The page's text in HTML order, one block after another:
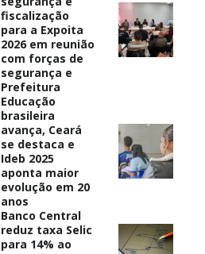
fiscalização
para a Expoita
2026 em reunião
com forças de
segurança e
Prefeitura
Educação
brasileira
avança, Ceará
se destaca e
Ideb 2025
aponta maior
evolução em 20
anos
Banco Central
reduz taxa Selic
para 14% ao